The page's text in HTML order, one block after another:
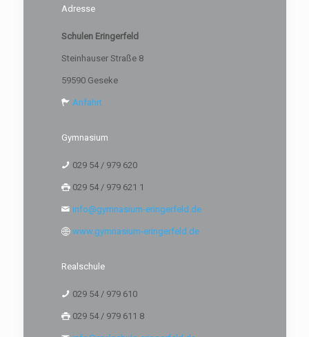
Adresse
Schulen Eringerfeld
Steinhauser Straße 8
59590 Geseke
Anfahrt
Gymnasium
029 54 / 979 620
029 54 / 979 621 1
info@gymnasium-eringerfeld.de
www.gymnasium-eringerfeld.de
Realschule
029 54 / 979 610
029 54 / 979 611 8